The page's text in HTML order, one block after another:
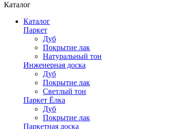
Каталог
Каталог
Паркет
Дуб
Покрытие лак
Натуральный тон
Инженерная доска
Дуб
Покрытие лак
Светлый тон
Паркет Ёлка
Дуб
Покрытие лак
Паркетная доска